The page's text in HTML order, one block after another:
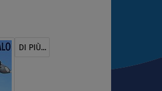
DI PIÙ...